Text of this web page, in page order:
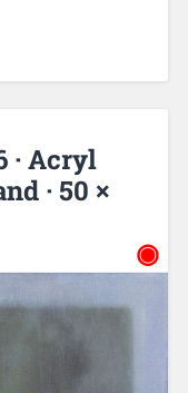
· Acryl
· 50 ×
◉